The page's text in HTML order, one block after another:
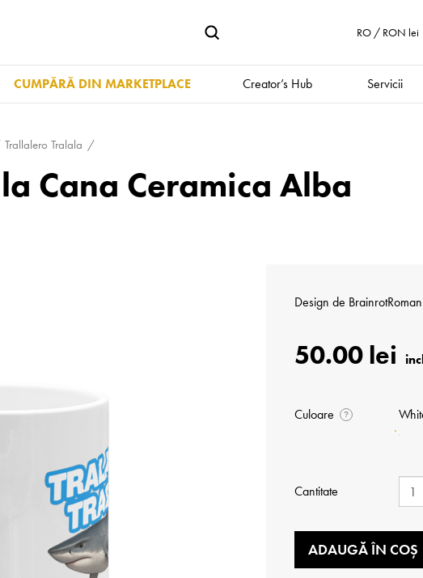
RO / RON lei
CUMPĂRĂ DIN MARKETPLACE Creator’s Hub Servicii
Trallalero Tralala
Cana Ceramica Alba
Design de
50.00 lei
Culoare ?
Cantitate
ADAUGĂ ÎN COȘ